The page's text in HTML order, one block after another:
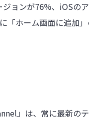
ョンが76%、iOSの
ホーム画面に追加
」は、常に最新の